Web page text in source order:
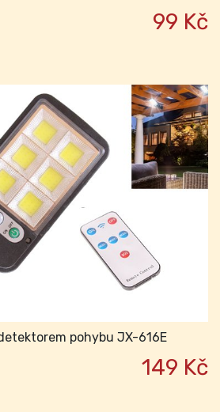
99 Kč
pohybu JX-616E
149 Kč